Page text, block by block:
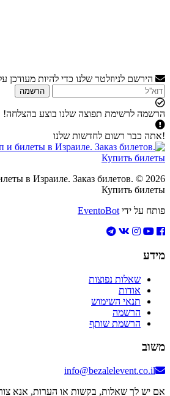
הירשם לניוזלטר שלנו כדי להיות מעודכן
הרשמה
לרשימת תפוצה שלנו בוצע בהצלחה!
כבר רשום לחדשות שלנו
и билеты в Израиле. Заказ билетов.
Купить
על ידיEventoBot
שאלות נפוצות
אודות
תנאי השימוש
הרשמה
הרשמת שותף
info@bezalelevent.co.il
יש לך שאלות, בקשות או הערות, אנא צור